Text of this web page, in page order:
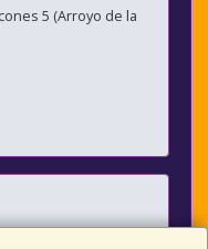
5 (Arroyo de la